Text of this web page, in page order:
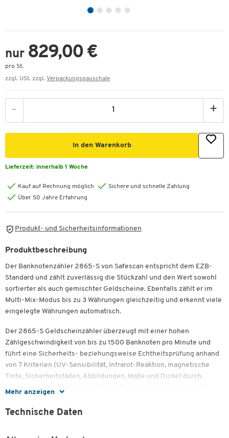
nur 829,00 €
pro St.
zzgl. USt. zzgl. Verpackungspauschale
- +
In den Warenkorb
Lieferzeit: innerhalb 1 Woche
Kauf auf Rechnung möglich
Sichere und schnelle Zahlung
Über 50 Jahre Erfahrung
Produkt- und Sicherheitsinformationen
Mehr anzeigen
Produktbeschreibung
Der Banknotenzähler 2865-S von Safescan entspricht dem EZB-
Standard und zählt zuverlässig die Stückzahl und den Wert sowohl
sortierter als auch gemischter Geldscheine. Ebenfalls zählt er im
Multi-Mix-Modus bis zu 3 Währungen gleichzeitig und erkennt viele
eingelegte Währungen automatisch.
Der 2865-S Geldscheinzähler überzeugt mit einer hohen
Zählgeschwindigkeit von bis zu 1500 Banknoten pro Minute und
führt eine Sicherheits- beziehungsweise Echtheitsprüfung anhand
von 7 Kriterien (UV-Sensibilität, Infrarot-Reaktion, magnetische
Tinte, Sicherheitsfäden, Abbildungen, Maße und Dicke) durch.
Dabei arbeitet er mit doppelter CIS-Technologie und löst sofort
Technische Daten